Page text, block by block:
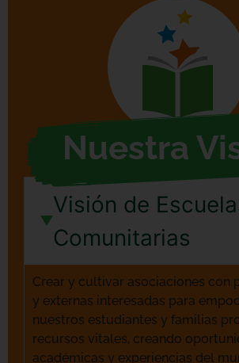
Nuestra
Visión de
Comunitarias
Crear y cultivar asociaciones con
y externas interesadas para
nuestros estudiantes y familias
recursos vitales, creando
académicas y experiencias del